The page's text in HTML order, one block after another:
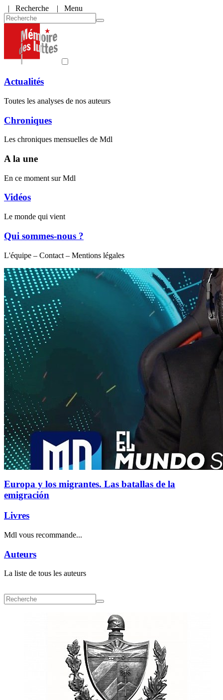
| Recherche | Menu
Actualités
Toutes les analyses de nos auteurs
Chroniques
Les chroniques mensuelles de Mdl
A la une
En ce moment sur Mdl
Vidéos
Le monde qui vient
Qui sommes-nous ?
L'équipe – Contact – Mentions légales
Europa y los migrantes. Las batallas de la
emigración
Livres
Mdl vous recommande...
Auteurs
La liste de tous les auteurs